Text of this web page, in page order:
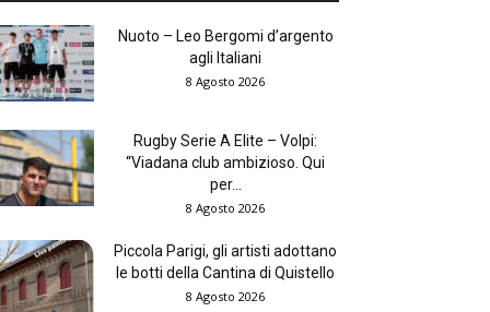
Nuoto – Leo Bergomi d’argento
agli Italiani
8 Agosto 2026
Rugby Serie A Elite – Volpi:
“Viadana club ambizioso. Qui
per...
8 Agosto 2026
Piccola Parigi, gli artisti adottano
le botti della Cantina di Quistello
8 Agosto 2026